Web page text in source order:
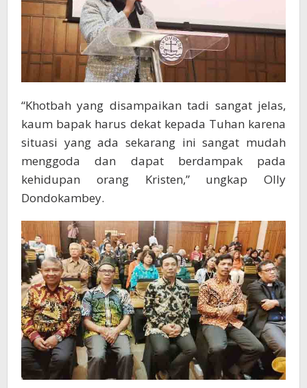
“Khotbah yang disampaikan tadi sangat jelas,
kaum bapak harus dekat kepada Tuhan karena
situasi yang ada sekarang ini sangat mudah
menggoda dan dapat berdampak pada
kehidupan orang Kristen,” ungkap Olly
Dondokambey.